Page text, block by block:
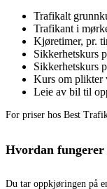
Trafikalt
Trafikant i
Kjøretimer, pr.
Sikkerhetskurs
Sikkerhetskurs
Kurs om plikter
Leie av bil til
For priser hos Best
Hvordan
Du tar oppkjøringen på